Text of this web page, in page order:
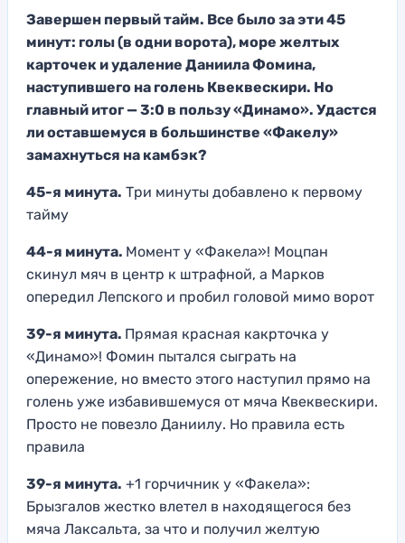
Завершен первый тайм. Все было за эти 45
минут: голы (в одни ворота), море желтых
карточек и удаление Даниила Фомина,
наступившего на голень Квеквескири. Но
главный итог — 3:0 в пользу «Динамо». Удастся
ли оставшемуся в большинстве «Факелу»
замахнуться на камбэк?
45-я минута. Три минуты добавлено к первому
тайму
44-я минута. Момент у «Факела»! Моцпан
скинул мяч в центр к штрафной, а Марков
опередил Лепского и пробил головой мимо ворот
39-я минута. Прямая красная какрточка у
«Динамо»! Фомин пытался сыграть на
опережение, но вместо этого наступил прямо на
голень уже избавившемуся от мяча Квеквескири.
Просто не повезло Даниилу. Но правила есть
правила
39-я минута. +1 горчичник у «Факела»:
Брызгалов жестко влетел в находящегося без
мяча Лаксальта, за что и получил желтую